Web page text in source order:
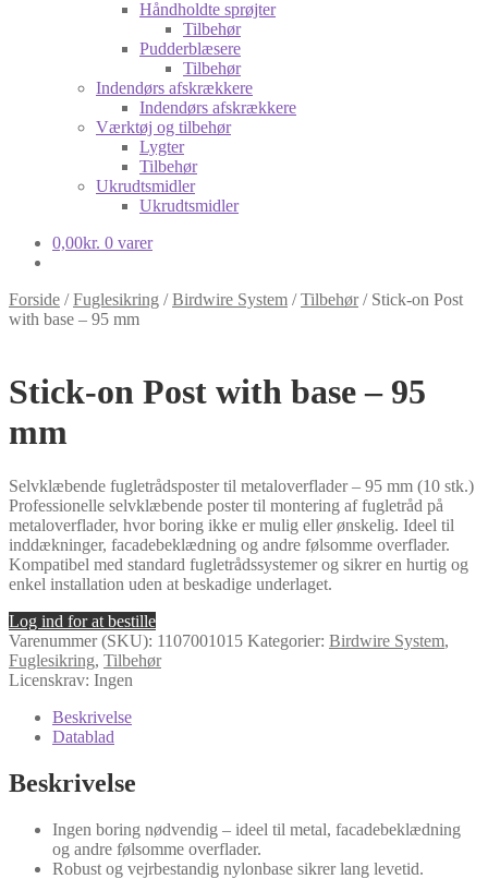
Håndholdte sprøjter
Tilbehør
Pudderblæsere
Tilbehør
Indendørs afskrækkere
Indendørs afskrækkere
Værktøj og tilbehør
Lygter
Tilbehør
Ukrudtsmidler
Ukrudtsmidler
0,00kr. 0 varer
Forside /Fuglesikring /Birdwire System /Tilbehør/ Stick-on Post
with base – 95 mm
Stick-on Post with base – 95
mm
Selvklæbende fugletrådsposter til metaloverflader – 95 mm (10 stk.)
Professionelle selvklæbende poster til montering af fugletråd på
metaloverflader, hvor boring ikke er mulig eller ønskelig. Ideel til
inddækninger, facadebeklædning og andre følsomme overflader.
Kompatibel med standard fugletrådssystemer og sikrer en hurtig og
enkel installation uden at beskadige underlaget.
Log ind for at bestille
Varenummer (SKU): 1107001015 Kategorier: Birdwire System,
Fuglesikring, Tilbehør
Licenskrav: Ingen
Beskrivelse
Datablad
Beskrivelse
Ingen boring nødvendig – ideel til metal, facadebeklædning
og andre følsomme overflader.
Robust og vejrbestandig nylonbase sikrer lang levetid.